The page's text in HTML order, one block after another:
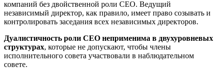
компаний без двойственной роли CEO. Ведущий
независимый директор, как правило, имеет право созывать и
контролировать заседания всех независимых директоров.
Дуалистичность роли СЕО неприменима в двухуровневых
структурах, которые не допускают, чтобы члены
исполнительного совета участвовали в наблюдательном
совете.